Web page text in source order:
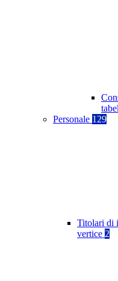
Personale 129
Titolari di
vertice 2